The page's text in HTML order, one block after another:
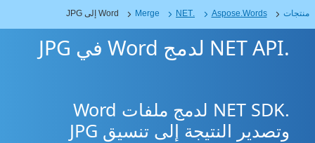
منتجات Aspose.Words
.NET
Merge Word إلى JPG
.NET API لدمج Word في JPG
.NET SDK لدمج ملفات Word
وتصدير النتيجة إلى تنسيق JPG